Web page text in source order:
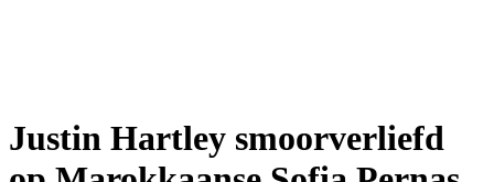
Justin Hartley smoorverliefd